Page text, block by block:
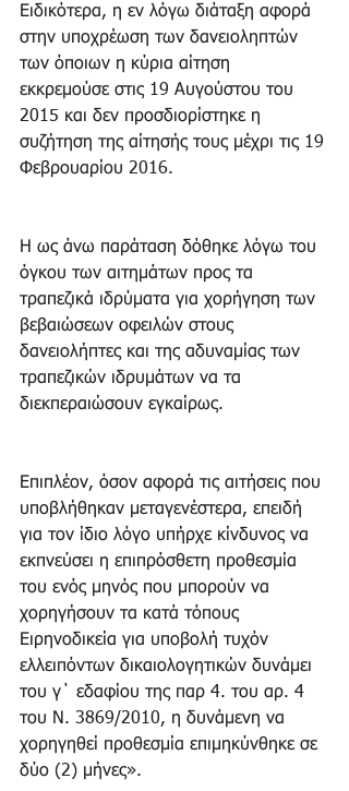
Ειδικότερα, η εν λόγω διάταξη αφορά
στην υποχρέωση των δανειοληπτών
των όποιων η κύρια αίτηση
εκκρεμούσε στις 19 Αυγούστου του
2015 και δεν προσδιορίστηκε η
συζήτηση της αίτησής τους μέχρι τις 19
Φεβρουαρίου 2016.
Η ως άνω παράταση δόθηκε λόγω του
όγκου των αιτημάτων προς τα
τραπεζικά ιδρύματα για χορήγηση των
βεβαιώσεων οφειλών στους
δανειολήπτες και της αδυναμίας των
τραπεζικών ιδρυμάτων να τα
διεκπεραιώσουν εγκαίρως.
Επιπλέον, όσον αφορά τις αιτήσεις που
υποβλήθηκαν μεταγενέστερα, επειδή
για τον ίδιο λόγο υπήρχε κίνδυνος να
εκπνεύσει η επιπρόσθετη προθεσμία
του ενός μηνός που μπορούν να
χορηγήσουν τα κατά τόπους
Ειρηνοδικεία για υποβολή τυχόν
ελλειπόντων δικαιολογητικών δυνάμει
του γ΄ εδαφίου της παρ 4. του αρ. 4
του Ν. 3869/2010, η δυνάμενη να
χορηγηθεί προθεσμία επιμηκύνθηκε σε
δύο (2) μήνες».